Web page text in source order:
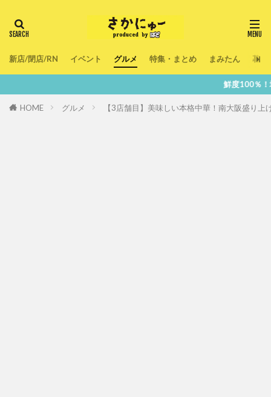
新店/閉店/RN イベント グルメ 特集・まとめ まみたん 暮ら
鮮度100％！堺・南大阪の『今』をあな
HOME グルメ 【3店舗目】美味しい本格中華！南大阪盛り